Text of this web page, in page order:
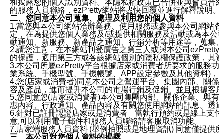
和揭露您的個人識別資料。本隱私權政策已合併並與會員
的服務人員聯絡，ezPretty網站將盡快回覆並進行解釋說明。
二、您同意本公司蒐集、處理及利用您的個人資料
1.當您與本公司網站洽辦業務、使用服務或參與本公司網
定，在為提供您個人業務及/或提供相關服務及活動或為本
動通知、新服務、新產品之通知、行銷分析等用途等，蒐集
2.請您注意，在本網站刊登廣告之第三人或與本公司
的保護，適用第三方或各該網站個別的隱私權保護政策，
3.本公司所屬ezPretty平台根據店家或消費者所要求的服務
業系統、手機型號、手機帳號、APP設定參數及其他資料)
4.您(店家或消費者)同意本公司之營運平台、集團內部、關
容及產品，進而提升本公司的市場行銷及促銷、並且根據
5.您同意您(店家或消費者)本公司集團內部、關係企業、與
惠內容、行政通知、產品內容及有關您使用網站的訊息。
6.針對已註冊認證店家或是消費者，當執行預約或是線上
意,可以利用電子郵件和服務人員聯絡請客服取消功能。
7.店家端服務人員資料 (舉例拍照或是地理資訊) 同意僅提
三、本公司對您個人資料的揭露